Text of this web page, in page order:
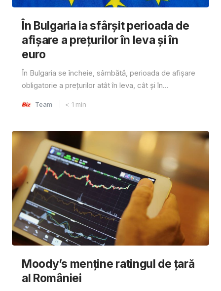
În Bulgaria ia sfârşit perioada de
afișare a prețurilor în ​​leva și în
euro
În Bulgaria se încheie, sâmbătă, perioada de afișare
obligatorie a prețurilor atât în ​​leva, cât și în...
Team < 1 min
Moody’s menține ratingul de țară
al României